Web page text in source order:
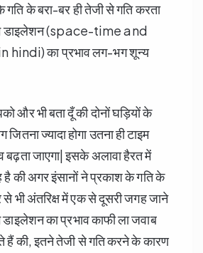
के बरा-बर ही तेजी से गति करता
डाइलेशन (space-time and
का प्रभाव लग-भग शून्य
और भी बता दूँ की दोनों घड़ियों के
जितना ज्यादा होगा उतना ही टाइम
बढ़ता जाएगा| इसके अलावा हैरत में
है की अगर इंसानों ने प्रकाश के गति के
भी अंतरिक्ष में एक से दूसरी जगह जाने
डाइलेशन का प्रभाव काफी ला जवाब
हैं की, इतने तेजी से गति करने के कारण